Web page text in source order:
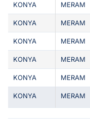
KONYA MERAM
KONYA MERAM
KONYA MERAM
KONYA MERAM
KONYA MERAM
KONYA MERAM